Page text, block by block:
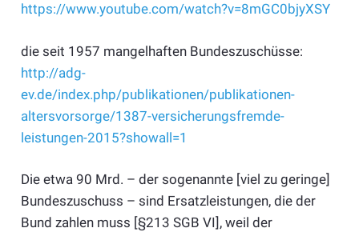
https://www.youtube.com/watch?v=8mGC0bjyXSY
die seit 1957 mangelhaften Bundeszuschüsse:
http://adg-
ev.de/index.php/publikationen/publikationen-
altersvorsorge/1387-versicherungsfremde-
leistungen-2015?showall=1
Die etwa 90 Mrd. – der sogenannte [viel zu geringe]
Bundeszuschuss – sind Ersatzleistungen, die der
Bund zahlen muss [§213 SGB VI], weil der